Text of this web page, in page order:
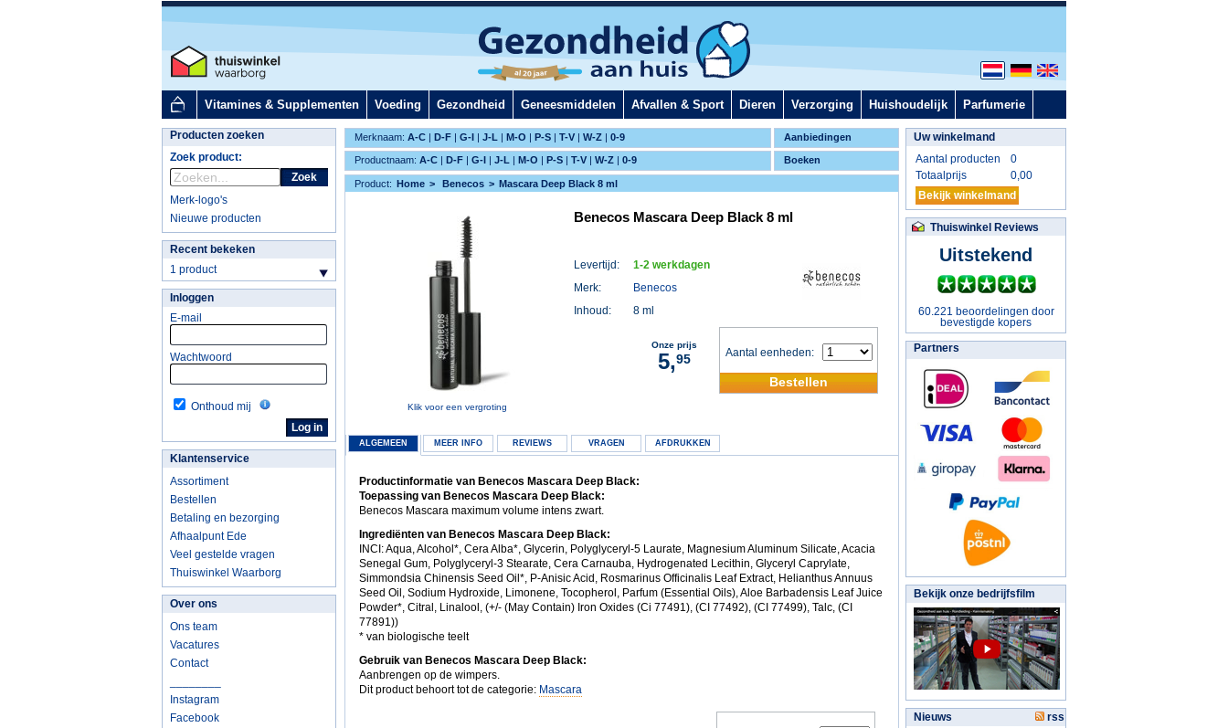
Vitamines & Supplementen Voeding Gezondheid Geneesmiddelen Afvallen & Sport Dieren Verzorging Huishoudelijk Parfumerie
Aanbiedingen
Merknaam: A-C | D-F | G-I | J-L | M-O | P-S | T-V | W-Z | 0-9
Boeken
Productnaam: A-C | D-F | G-I | J-L | M-O | P-S | T-V | W-Z | 0-9
Producten zoeken
Zoek product:
Zoek
Merk-logo's
Nieuwe producten
Recent bekeken
1 product
Inloggen
E-mail
Wachtwoord
Onthoud mij
Klantenservice
Assortiment
Bestellen
Betaling en bezorging
Afhaalpunt Ede
Veel gestelde vragen
Thuiswinkel Waarborg
Over ons
Ons team
Vacatures
Contact
Instagram
Facebook
Product: Home Benecos Mascara Deep Black 8 ml
Klik voor een vergroting
Benecos Mascara Deep Black 8 ml
Levertijd:
1-2 werkdagen
Merk:
Benecos
Inhoud:
8 ml
Aantal eenheden:
Bestellen
Onze prijs
5,95
ALGEMEEN MEER INFO REVIEWS VRAGEN AFDRUKKEN
Productinformatie van Benecos Mascara Deep Black:
Toepassing van Benecos Mascara Deep Black:
Benecos Mascara maximum volume intens zwart.
Ingrediënten van Benecos Mascara Deep Black:
INCI: Aqua, Alcohol*, Cera Alba*, Glycerin, Polyglyceryl-5 Laurate, Magnesium Aluminum Silicate, Acacia
Senegal Gum, Polyglyceryl-3 Stearate, Cera Carnauba, Hydrogenated Lecithin, Glyceryl Caprylate,
Simmondsia Chinensis Seed Oil*, P-Anisic Acid, Rosmarinus Officinalis Leaf Extract, Helianthus Annuus
Seed Oil, Sodium Hydroxide, Limonene, Tocopherol, Parfum (Essential Oils), Aloe Barbadensis Leaf Juice
Powder*, Citral, Linalool, (+/- (May Contain) Iron Oxides (Ci 77491), (CI 77492), (CI 77499), Talc, (CI
77891))
* van biologische teelt
Gebruik van Benecos Mascara Deep Black:
Aanbrengen op de wimpers.
Dit product behoort tot de categorie: Mascara
Uw winkelmand
Aantal producten
0
Totaalprijs
0,00
Bekijk winkelmand
Thuiswinkel Reviews
Uitstekend
60.221 beoordelingen door
bevestigde kopers
Partners
Bekijk onze bedrijfsfilm
Nieuws
rss